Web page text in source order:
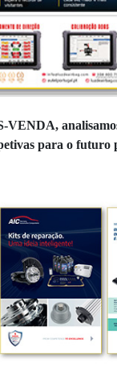
VENDA,
para o futuro